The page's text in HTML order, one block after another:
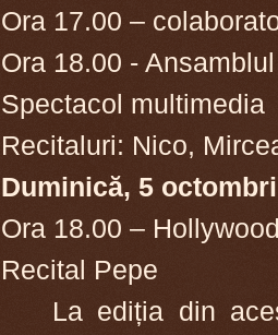
Ora 17.00 –
Ora 18.00 - Ansamblul
Spectacol multimedia
Recitaluri: Nico,
Duminică, 5
Ora 18.00 –
Recital Pepe
La ediția din